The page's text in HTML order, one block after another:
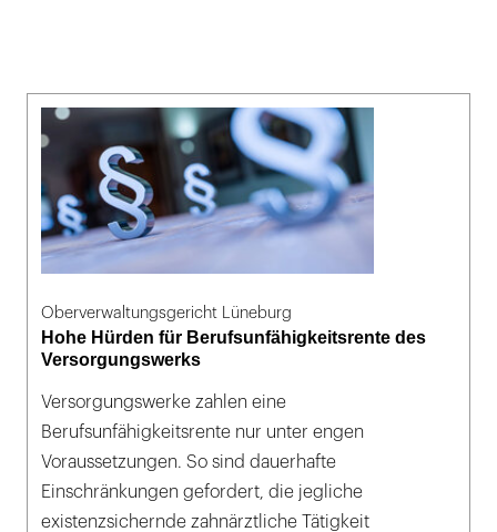
Oberverwaltungsgericht Lüneburg
Hohe Hürden für Berufsunfähigkeitsrente des
Versorgungswerks
Versorgungswerke zahlen eine
Berufsunfähigkeitsrente nur unter engen
Voraussetzungen. So sind dauerhafte
Einschränkungen gefordert, die jegliche
existenzsichernde zahnärztliche Tätigkeit